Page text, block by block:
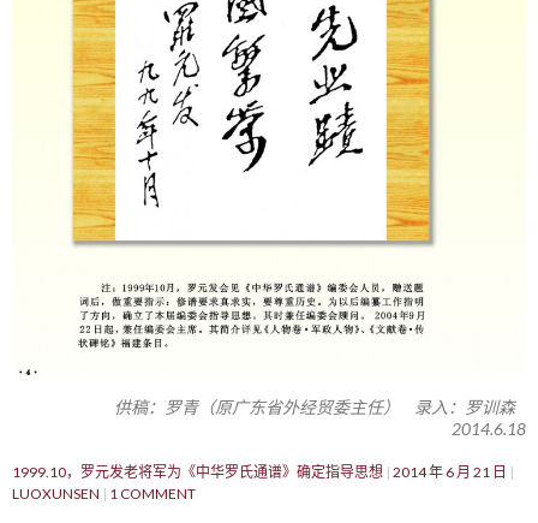
供稿：罗青（原广东省外经贸委主任） 录入：罗训森
2014.6.18
1999.10，罗元发老将军为《中华罗氏通谱》确定指导思想 2014 年 6 月 21 日
LUOXUNSEN
1 COMMENT